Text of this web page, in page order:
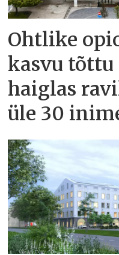
Ohtlike
kasvu
haiglas
üle 30